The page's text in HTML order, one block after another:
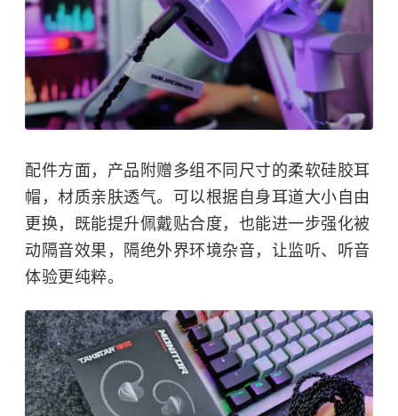
配件方面，产品附赠多组不同尺寸的柔软硅胶耳
帽，材质亲肤透气。可以根据自身耳道大小自由
更换，既能提升佩戴贴合度，也能进一步强化被
动隔音效果，隔绝外界环境杂音，让监听、听音
体验更纯粹。